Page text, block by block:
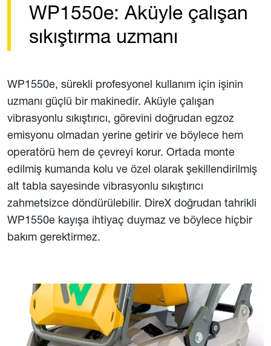
WP1550e: Aküyle çalışan
sıkıştırma uzmanı
WP1550e, sürekli profesyonel kullanım için işinin
uzmanı güçlü bir makinedir. Aküyle çalışan
vibrasyonlu sıkıştırıcı, görevini doğrudan egzoz
emisyonu olmadan yerine getirir ve böylece hem
operatörü hem de çevreyi korur. Ortada monte
edilmiş kumanda kolu ve özel olarak şekillendirilmiş
alt tabla sayesinde vibrasyonlu sıkıştırıcı
zahmetsizce döndürülebilir. DireX doğrudan tahrikli
WP1550e kayışa ihtiyaç duymaz ve böylece hiçbir
bakım gerektirmez.